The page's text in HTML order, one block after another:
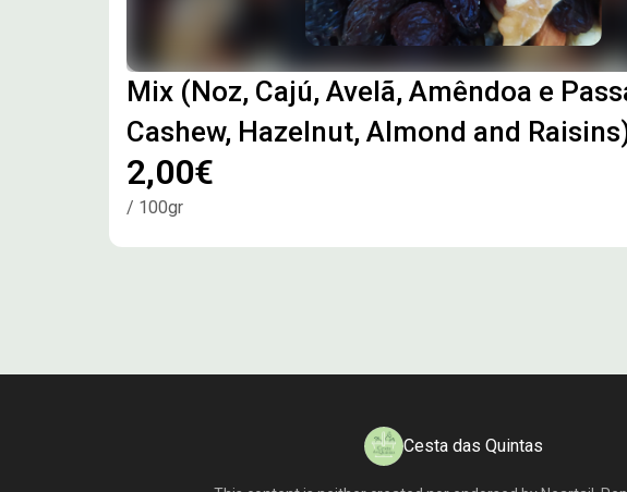
Mix (Noz, Cajú, Avelã, Amêndoa e
Cashew, Hazelnut, Almond and
2,00€
/ 100gr
Cesta das Quintas